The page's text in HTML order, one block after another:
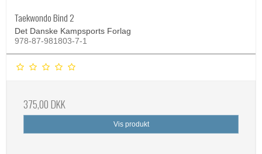
Taekwondo Bind 2
Det Danske Kampsports Forlag
978-87-981803-7-1
375,00 DKK
Vis produkt